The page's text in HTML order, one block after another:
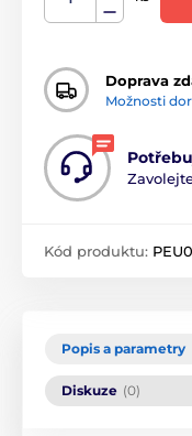
Doprava
Možnosti
Kód produktu:
Popis a parametry
Diskuze (0)